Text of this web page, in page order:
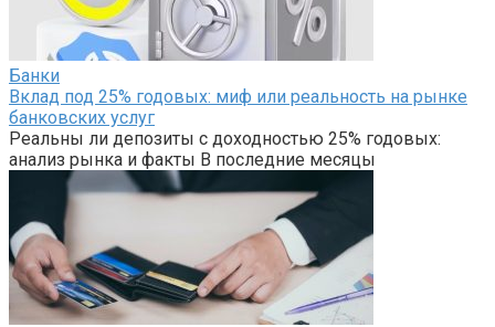
Банки
Вклад под 25% годовых: миф или реальность на рынке
банковских услуг
Реальны ли депозиты с доходностью 25% годовых:
анализ рынка и факты В последние месяцы